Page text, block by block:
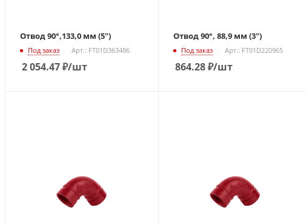
Отвод 90°,133,0 мм (5")
Под заказ Арт.: FT01D363486
2 054.47₽/шт
Отвод 90°, 88,9 мм (3")
Под заказ Арт.: FT01D220965
864.28₽/шт